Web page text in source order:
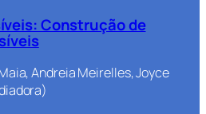
Construção de
Andreia Meirelles, Joyce